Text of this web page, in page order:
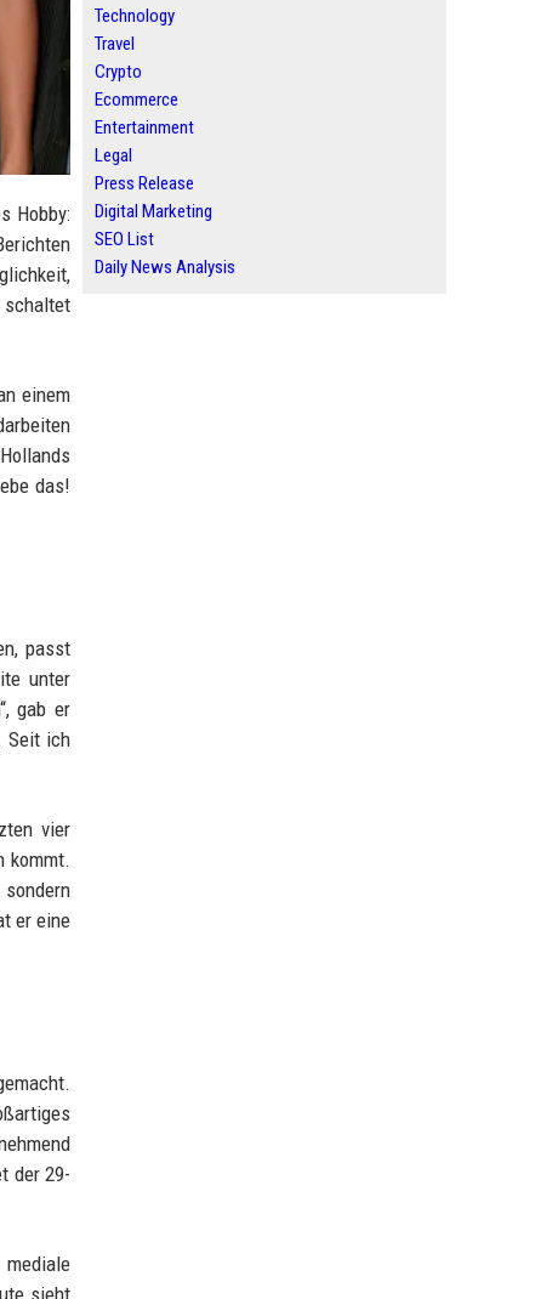
Hobby:
schaltet
einem
das!
passt
unter
gab er
Seit ich
vier
kommt.
er eine
der 29-
sieht
Technology
Travel
Crypto
Ecommerce
Entertainment
Legal
Press Release
Digital Marketing
SEO List
Daily News Analysis